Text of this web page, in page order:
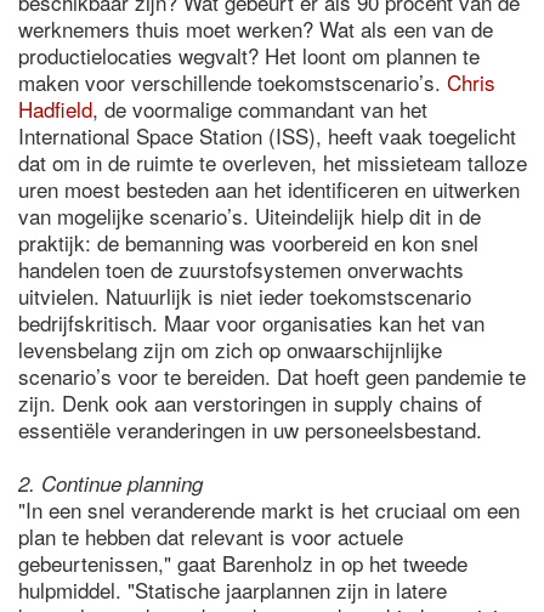
werknemers thuis moet werken? Wat als een van de
productielocaties wegvalt? Het loont om plannen te
maken voor verschillende toekomstscenario’s. Chris
Hadfield, de voormalige commandant van het
International Space Station (ISS), heeft vaak toegelicht
dat om in de ruimte te overleven, het missieteam talloze
uren moest besteden aan het identificeren en uitwerken
van mogelijke scenario’s. Uiteindelijk hielp dit in de
praktijk: de bemanning was voorbereid en kon snel
handelen toen de zuurstofsystemen onverwachts
uitvielen. Natuurlijk is niet ieder toekomstscenario
bedrijfskritisch. Maar voor organisaties kan het van
levensbelang zijn om zich op onwaarschijnlijke
scenario’s voor te bereiden. Dat hoeft geen pandemie te
zijn. Denk ook aan verstoringen in supply chains of
essentiële veranderingen in uw personeelsbestand.
2. Continue planning
"In een snel veranderende markt is het cruciaal om een
plan te hebben dat relevant is voor actuele
gebeurtenissen," gaat Barenholz in op het tweede
hulpmiddel. "Statische jaarplannen zijn in latere